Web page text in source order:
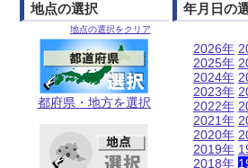
地点の選択
地点の選択をクリア
都府県・地方を選択
年月日の
2026年
2025年
2024年
2023年
2022年
2021年
2020年
2019年
2018年